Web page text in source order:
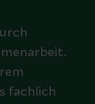
fachlich